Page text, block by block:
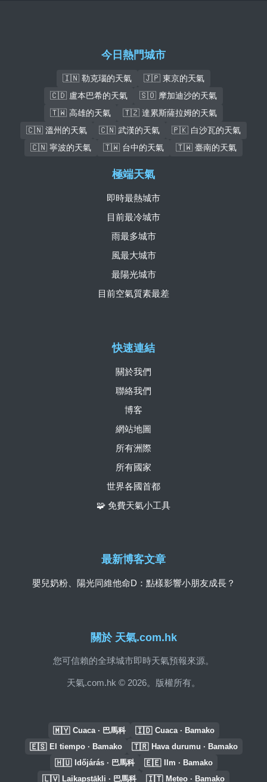
今日熱門城市
🇮🇳 勒克瑙的天氣
🇯🇵 東京的天氣
🇨🇩 盧本巴希的天氣
🇸🇴 摩加迪沙的天氣
🇹🇼 高雄的天氣
🇹🇿 達累斯薩拉姆的天氣
🇨🇳 溫州的天氣
🇨🇳 武漢的天氣
🇵🇰 白沙瓦的天氣
🇨🇳 寧波的天氣
🇹🇼 台中的天氣 🇹🇼 臺南的天氣
關於 天氣.com.hk
您可信賴的全球城市即時天氣預報來源。
天氣.com.hk © 2026。版權所有。
快速連結
關於我們
聯絡我們
博客
網站地圖
所有洲際
所有國家
世界各國首都
🧩 免費天氣小工具
極端天氣
即時最熱城市
目前最冷城市
雨最多城市
風最大城市
最陽光城市
目前空氣質素最差
最新博客文章
嬰兒奶粉、陽光同維他命D：點樣影響小朋友成長？
🇲🇾 Cuaca · 巴馬科 🇮🇩 Cuaca · Bamako
🇪🇸 El tiempo · Bamako 🇹🇷 Hava durumu · Bamako
🇭🇺 Időjárás · 巴馬科 🇪🇪 Ilm · Bamako
🇱🇻 Laikapstākļi · 巴馬科 🇮🇹 Meteo · Bamako